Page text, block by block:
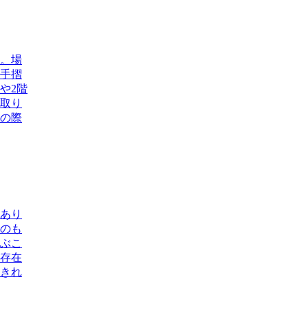
場
摺
2階
り
際
り
も
こ
在
れ